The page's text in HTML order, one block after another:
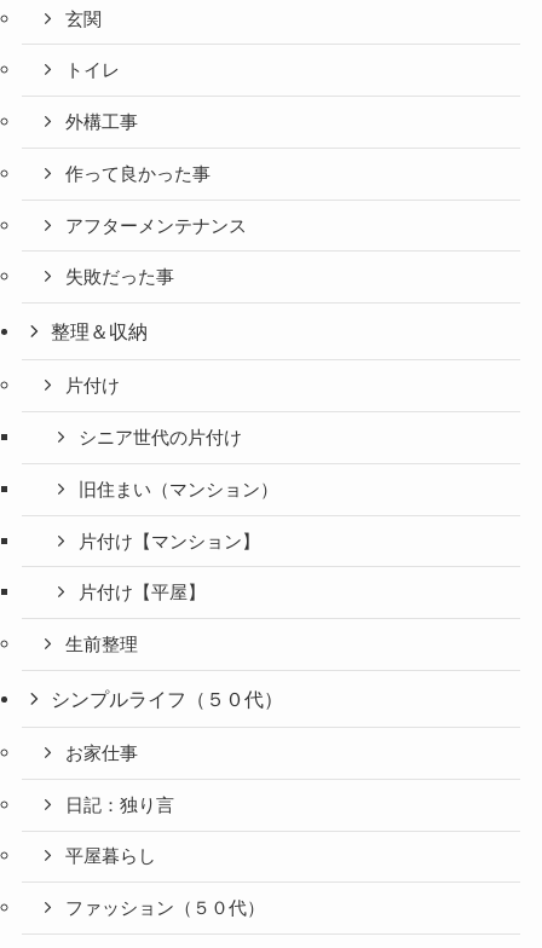
玄関
トイレ
外構工事
作って良かった事
アフターメンテナンス
失敗だった事
整理＆収納
片付け
シニア世代の片付け
旧住まい（マンション）
片付け【マンション】
片付け【平屋】
生前整理
シンプルライフ（５０代）
お家仕事
日記：独り言
平屋暮らし
ファッション（５０代）